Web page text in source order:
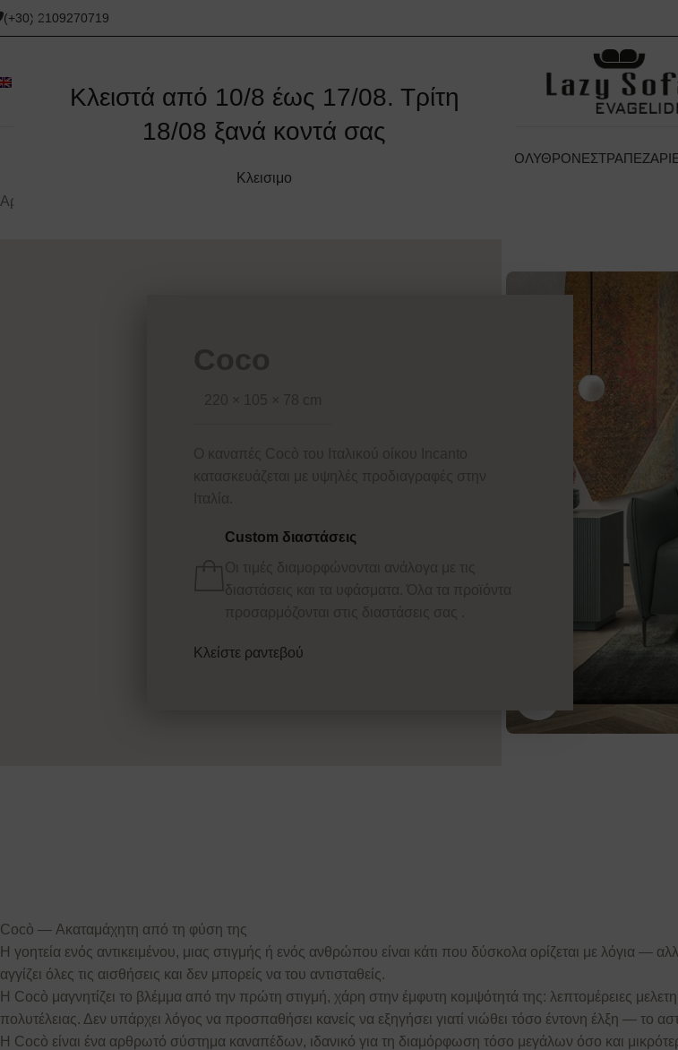
Κλειστά από 10/8 έως 17/08. Τρίτη
18/08 ξανά κοντά σας
Κλεισιμο
(+30) 2109270719
ΠΟΛΥΘΡΌΝΕΣ
Αρχική σελίδα
Coco
220 × 105 × 78 cm
Ο καναπές Cocò του Ιταλικού οίκου Ιncanto
κατασκευάζεται με υψηλές προδιαγραφές στην
Ιταλία.
Custom διαστάσεις
Οι τιμές διαμορφώνονται ανάλογα με τις
διαστάσεις και τα υφάσματα. Όλα τα προϊόντα
προσαρμόζονται στις διαστάσεις σας .
Κλείστε ραντεβού
Cocò — Ακαταμάχητη από τη φύση της
Η γοητεία ενός αντικειμένου, μιας στιγμής ή ενός ανθρώπου είναι κάτι που δύσκολα ορίζεται με λόγια —
αγγίζει όλες τις αισθήσεις και δεν μπορείς να του αντισταθείς.
Η Cocò μαγνητίζει το βλέμμα από την πρώτη στιγμή, χάρη στην έμφυτη κομψότητά της: λεπτομέρειες
πολυτέλειας. Δεν υπάρχει λόγος να προσπαθήσει κανείς να εξηγήσει γιατί νιώθει τόσο έντονη έλξη — το
Η Cocò είναι ένα αρθρωτό σύστημα καναπέδων, ιδανικό για τη διαμόρφωση τόσο μεγάλων όσο και